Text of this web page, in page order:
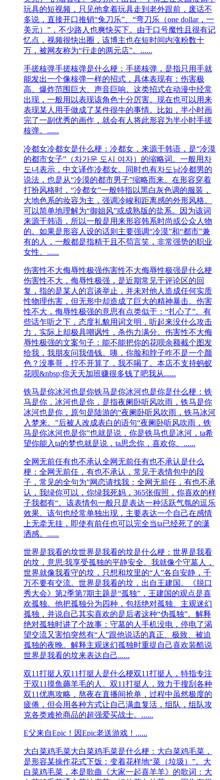
玩具的短视频，只见他拿着玩具走到老外跟前，废话不
多说，直接开口推销“兔刀乐”、“弯刀乐（one dollar，一
美元）”，不少路人也爽快买下。由于口号魔性且很有记
忆点，视频很快出圈，该博主也在短时间内涨粉数十
万，被网友称为“行走的两元店”。......
手搓核弹手搓核弹是什么梗：手搓核弹，是指只用手就
能发出一个像核弹一样的招式，具体表现有：伤害极
高、爆炸范围巨大、声音巨响。这类招式在动漫中经常
出现，一般用以表现该角色十分厉害。现在也可以用来
表现某人用手做成了某件很牛的事情。比如，半小时画
完了一副优秀的画作，就会有人将此形容为半小时手搓
核弹。......
冷都女冷都女是什么梗：冷都女，来源于韩语，是“冷漠
的都市女子”（차가운 도시 여자）的缩略词。一般用차
도녀表示，中文译作冷都女。同时也有차도남冷都男的
说法，也是从“冷漠的都市男子”缩略而来。在形容穿着
打扮风格时，“冷都女”一般特指以黑白灰色调的服装，
大地色系的妆容为主，强调冷峻和距离感的外形风格。
可以简单地理解为“御姐风”或成熟版的盐系。因为该词
来源于韩语，所以一般是用来形容韩系时尚或公众人物
的。如果是形容人设的话则主要强调“冷漠”和“都市”兼
有的人，一般都是指精干且不苟言笑，非常强势的职业
女性。......
伤害性不大侮辱性极强伤害性不大侮辱性极强是什么梗
伤害性不大，侮辱性极强，是近期常见于评论区的回
复，指的是某人的言谈举止，并未对他人造成任何实质
性物理伤害，但无形中却造成了巨大的精神暴击。伤害
性不大，侮辱性极强的意思有点类似于：“扎心了”。有
些话乍听之下，态度礼貌用词文明，听起来没什么攻击
力，实际上却极具嘲讽性，杀伤力满分。伤害性不大侮
辱性极强的文案句子：能不能把你的花呗余额截个图发
给我，我朋友问我借钱。咦，你脸和脖子咋不是一个颜
色？没事哥，拧不开算了，我不喝了。本店不支持蚂蚁
花呗&nbsp;你天天加班赚很多钱了吧我从......
铁马是你冰河也是你铁马是你冰河也是你是什么梗：铁
马是你，冰河也是你，是指夜阑卧听风吹雨，铁马是你
冰河也是你，原句是陆游的“夜阑卧听风吹雨，铁马冰河
入梦来。”后被人改成表白的语句“夜阑卧听风吹雨，铁
马是你冰河也是你”也就是说，你是铁马也是冰河，ta希
望你能入ta的梦也就是说，ta思念你，喜欢你。......
全网无前任有也不承认全网无前任有也不承认是什么
梗：全网无前任，有也不承认，常见于表情包中的段
子，常见的全句为”网恋请找我：全网无前任，有也不承
认，我绿你可以，你绿我死妈，365张假照，你喜欢的样
子我都有“。该表情包一般只是表达一种活跃气氛的逗乐
效果。该句也经常单独出现，主要表达一个自己在感情
上无牵无挂，即使有前任也可以完全当ta已经死了的潇
洒感。......
世界是我看的坟世界是我看的坟是什么梗：世界是我看
的坟，意思:我享受孤独的平静安全。我就像个守墓人，
世界就像我看守的坟，只想和坟里的“人”各自安静，千
万不要有交流。世界是我看的坟，出自王建国。《脱口
秀大会》第2季第7期主题是“孤独”，王建国的观点是喜
欢孤独。他把孤独分为四种，包括绝对孤独、主观迷幻
孤独，并说自己其实喜欢的是后者这种“伪孤独”。解释
绝对孤独时讲了个故事：守墓的人手机没电，停电了渴
望交流又害怕突然有“人”跟他说话的真正、极致、被迫
孤独的夜晚。解释主观迷幻孤独时重提自己喜欢装酷说
世界是我看的坟来表达自己......
双11打挺人 双11打挺人是什么梗双11打挺人，特指专注
于双11摸鱼薅羊毛的人。双11打挺人，致力于搜刮各种
双11优惠攻略，熬夜在直播间抢单，过程中虽然极度的
疲倦，但会用各种方式让自己满血复活，组队，组队攻
克各类难抢商品的超强爱买战士。......
E父来自Epic！因Epic老送游戏！......
大白菜鸡毛菜大白菜鸡毛菜是什么梗：大白菜鸡毛菜，
是形容某操作花式下饭：变着花样地“菜（垃圾）”。大
白菜鸡毛菜，本是歌曲《大家一起喜羊羊》的歌词：大